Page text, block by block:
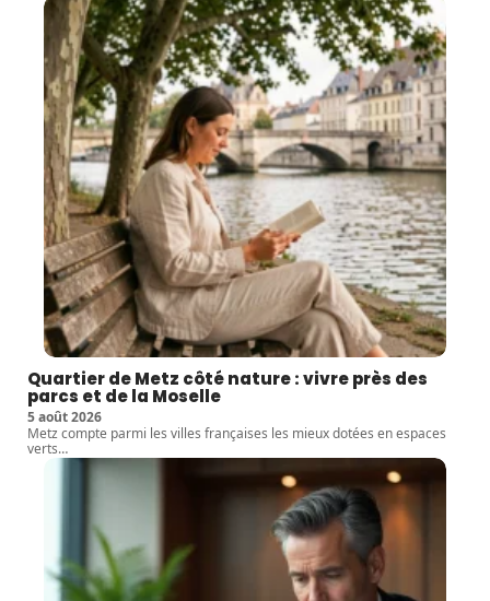
Quartier de Metz côté nature : vivre près des
parcs et de la Moselle
5 août 2026
Metz compte parmi les villes françaises les mieux dotées en espaces
verts…